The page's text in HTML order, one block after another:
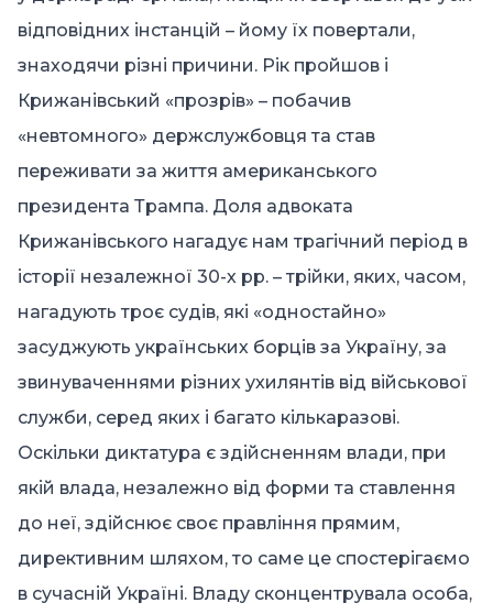
відповідних інстанцій – йому їх повертали,
знаходячи різні причини. Рік пройшов і
Крижанівський «прозрів» – побачив
«невтомного» держслужбовця та став
переживати за життя американського
президента Трампа. Доля адвоката
Крижанівського нагадує нам трагічний період в
історії незалежної 30-х рр. – трійки, яких, часом,
нагадують троє судів, які «одностайно»
засуджують українських борців за Україну, за
звинуваченнями різних ухилянтів від військової
служби, серед яких і багато кількаразові.
Оскільки диктатура є здійсненням влади, при
якій влада, незалежно від форми та ставлення
до неї, здійснює своє правління прямим,
директивним шляхом, то саме це спостерігаємо
в сучасній Україні. Владу сконцентрувала особа,